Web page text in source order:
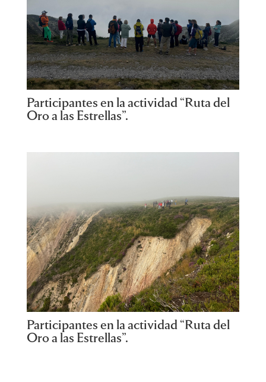
Participantes en la actividad “Ruta del
Oro a las Estrellas”.
Participantes en la actividad “Ruta del
Oro a las Estrellas”.